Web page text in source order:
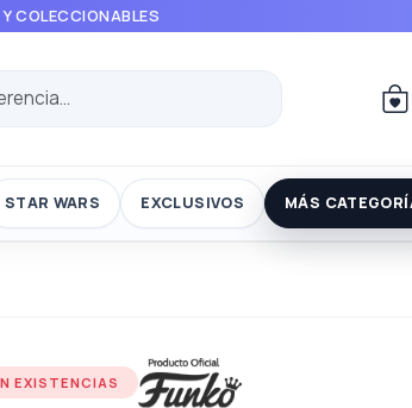
COLECCIONABLES
STAR WARS EXCLUSIVOS MÁS
EXISTENCIAS